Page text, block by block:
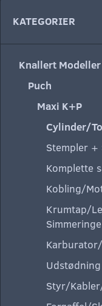
KATEGORIER
Knallert Modeller
Puch
Maxi K+P
Stempler +
Komplette
Kobling/
Krumtap/
Simmeringe
Udstødning
Styr/